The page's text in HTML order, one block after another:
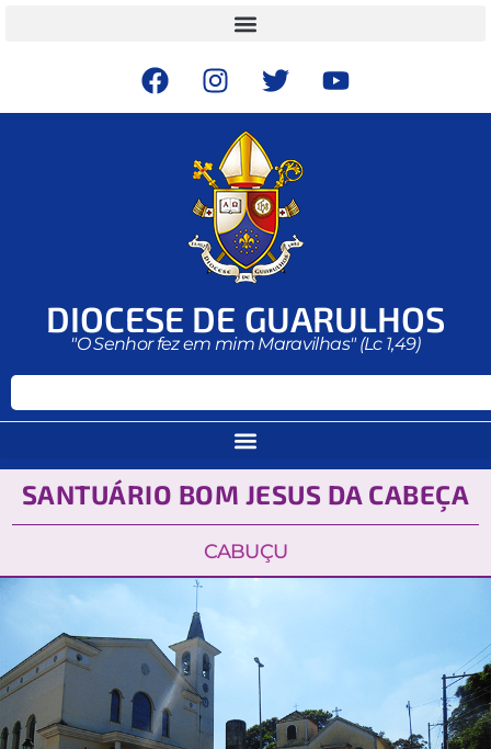
DIOCESE DE GUARULHOS
"O Senhor fez em mim Maravilhas" (Lc 1,49)
SANTUÁRIO BOM JESUS DA CABEÇA
CABUÇU